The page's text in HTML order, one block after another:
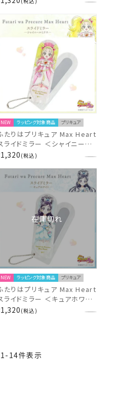
NEW ラッピング対象商品 プリキュア
たりはプリキュア Max Heart
ライドミラー ＜シャイニール
ナス＞ PR21407
1,320 税込
在庫切れ
NEW ラッピング対象商品 プリキュア
たりはプリキュア Max Heart
ライドミラー ＜キュアホワイ
＞ PR21302
1,320 税込
1- 14件表示